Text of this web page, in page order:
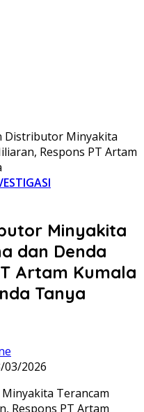
Distributor Minyakita
Respons PT Artam
Minyakita
dan Denda
Artam Kumala
Tanya
03/2026